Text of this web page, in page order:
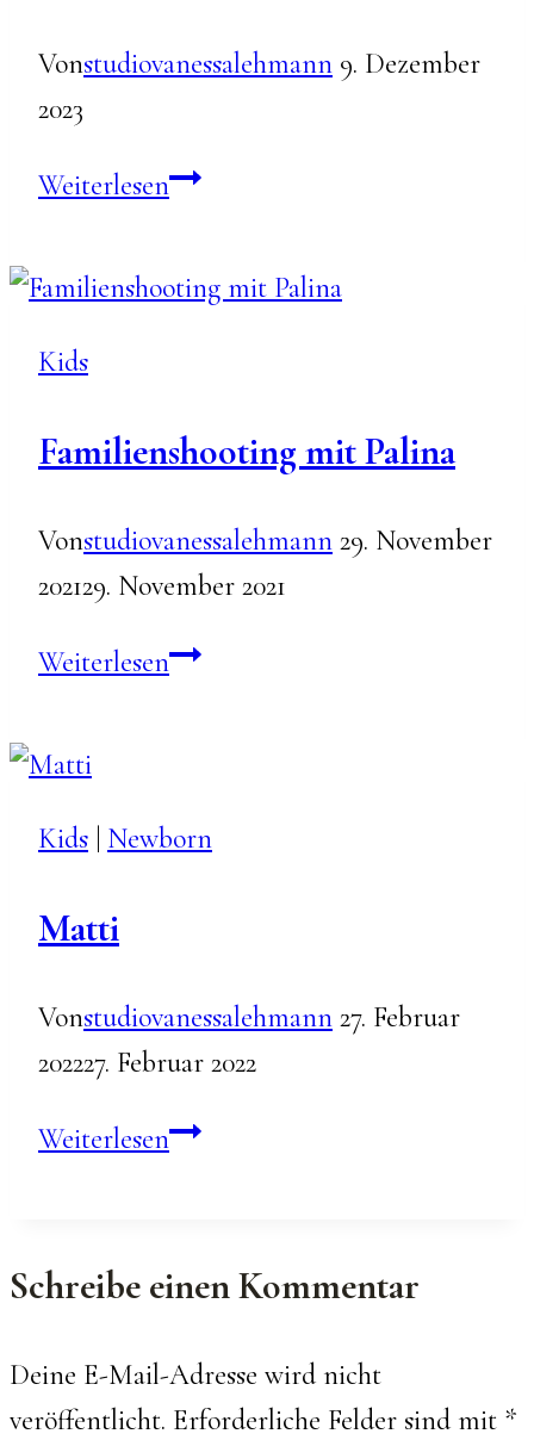
Vonstudiovanessalehmann 9. Dezember
2023
WeiterlesenHannes
Henri
Kids
Familienshooting mit Palina
Vonstudiovanessalehmann 29. November
202129. November 2021
WeiterlesenFamilienshooting
Kids Newborn
Matti
Vonstudiovanessalehmann 27. Februar
202227. Februar 2022
WeiterlesenMatti
Schreibe einen Kommentar
Deine E-Mail-Adresse wird nicht
veröffentlicht. Erforderliche Felder sind mit *